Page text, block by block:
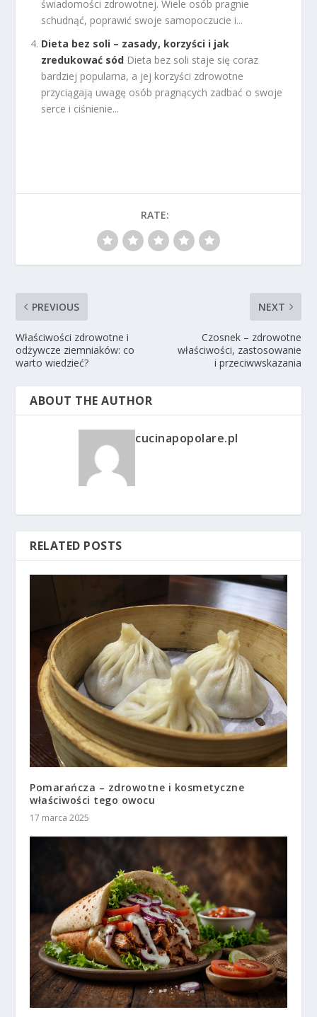
świadomości zdrowotnej. Wiele osób pragnie
schudnąć, poprawić swoje samopoczucie i...
Dieta bez soli – zasady, korzyści i jak
zredukować sód Dieta bez soli staje się coraz
bardziej popularna, a jej korzyści zdrowotne
przyciągają uwagę osób pragnących zadbać o swoje
serce i ciśnienie...
RATE:
PREVIOUS
Właściwości zdrowotne i
odżywcze ziemniaków: co
warto wiedzieć?
NEXT
Czosnek – zdrowotne
właściwości, zastosowanie
i przeciwwskazania
ABOUT THE AUTHOR
cucinapopolare.pl
RELATED POSTS
Pomarańcza – zdrowotne i kosmetyczne
właściwości tego owocu
17 marca 2025